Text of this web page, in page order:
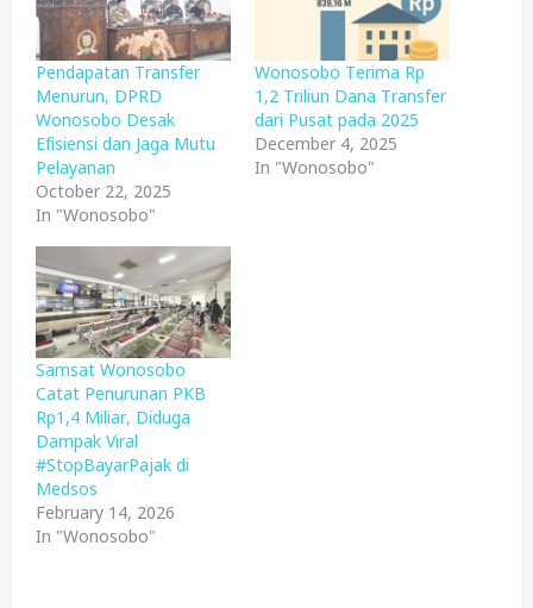
Pendapatan Transfer
Menurun, DPRD
Wonosobo Desak
Efisiensi dan Jaga Mutu
Pelayanan
October 22, 2025
In "Wonosobo"
Wonosobo Terima Rp
1,2 Triliun Dana Transfer
dari Pusat pada 2025
December 4, 2025
In "Wonosobo"
Samsat Wonosobo
Catat Penurunan PKB
Rp1,4 Miliar, Diduga
Dampak Viral
#StopBayarPajak di
Medsos
February 14, 2026
In "Wonosobo"